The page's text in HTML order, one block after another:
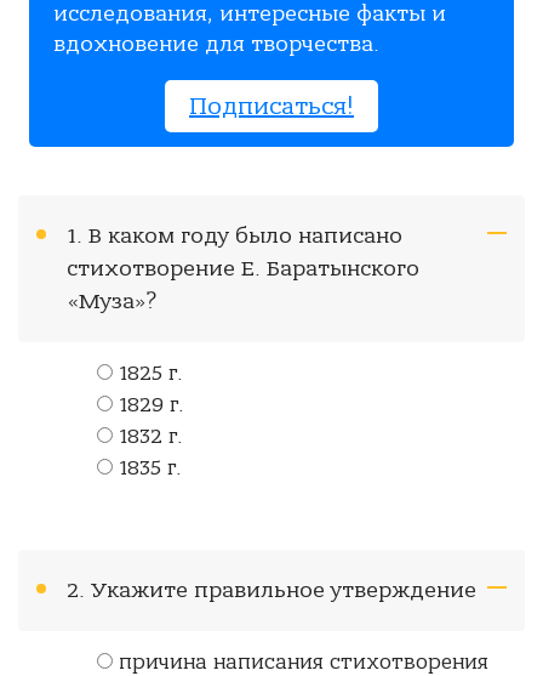
исследования, интересные факты и
вдохновение для творчества.
Подписаться!
1. В каком году было написано
стихотворение Е. Баратынского
«Муза»?
1825 г.
1829 г.
1832 г.
1835 г.
2. Укажите правильное утверждение
причина написания стихотворения